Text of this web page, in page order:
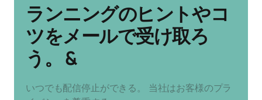
ランニングのヒントやコ
ツをメールで受け取ろ
う。 &
いつでも配信停止ができる。 当社はお客様のプラ